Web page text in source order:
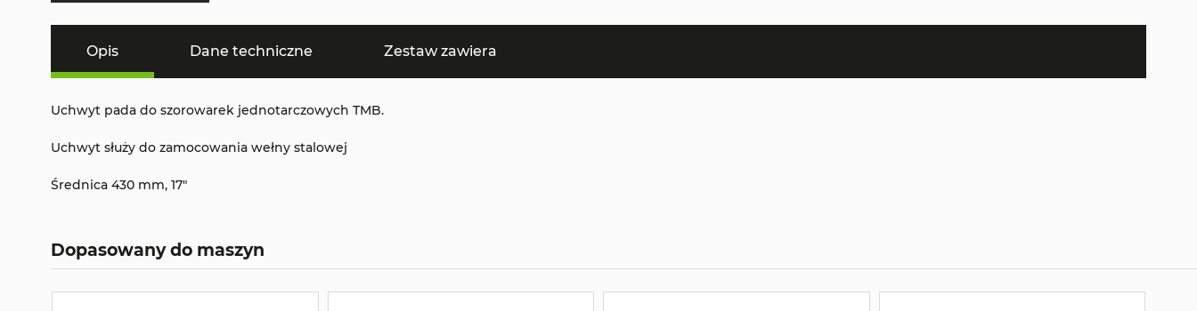
Opis Dane techniczne Zestaw zawiera
Uchwyt pada do szorowarek jednotarczowych TMB.
Uchwyt służy do zamocowania wełny stalowej
Średnica 430 mm, 17"
Dopasowany do maszyn